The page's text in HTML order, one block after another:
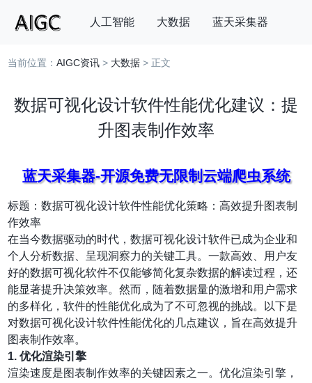
人工智能 大数据 蓝天采集器
搜索
当前位置：AIGC资讯 > 大数据 > 正文
数据可视化设计软件性能优化建议：提
升图表制作效率
蓝天采集器-开源免费无限制云端爬虫系统
标题：数据可视化设计软件性能优化策略：高效提升图表制
作效率
在当今数据驱动的时代，数据可视化设计软件已成为企业和
个人分析数据、呈现洞察力的关键工具。一款高效、用户友
好的数据可视化软件不仅能够简化复杂数据的解读过程，还
能显著提升决策效率。然而，随着数据量的激增和用户需求
的多样化，软件的性能优化成为了不可忽视的挑战。以下是
对数据可视化设计软件性能优化的几点建议，旨在高效提升
图表制作效率。
1.优化渲染引擎
渲染速度是图表制作效率的关键因素之一。优化渲染引擎，